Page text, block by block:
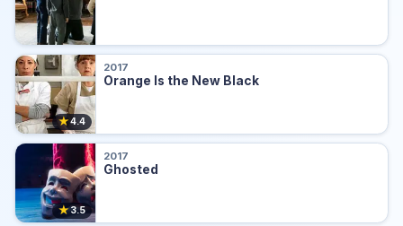
★4.4
2017
Orange Is the New Black
★3.5
2017
Ghosted